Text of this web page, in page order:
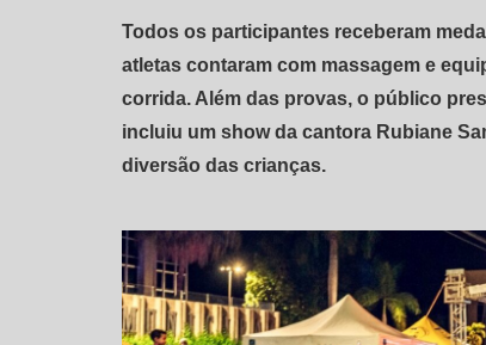
Todos os participantes receberam
atletas contaram com massagem e
corrida. Além das provas, o público
incluiu um show da cantora Rubiane
diversão das crianças.